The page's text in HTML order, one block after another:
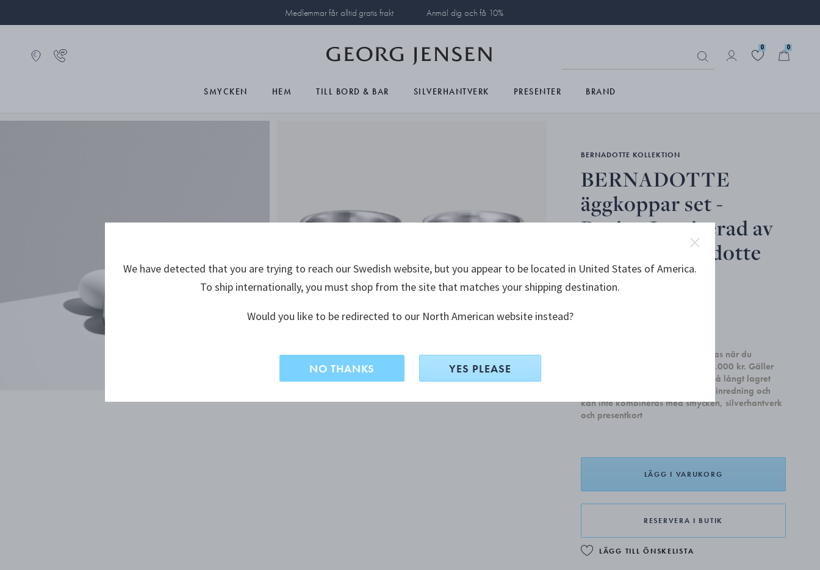
Medlemmar får alltid gratis frakt Anmäl dig och få 10%
0 0
SMYCKEN HEM TILL BORD & BAR SILVERHANTVERK PRESENTER BRAND
BERNADOTTE KOLLEKTION
BERNADOTTE
äggkoppar set -
Design Inspirerad av
Sigvard Bernadotte
Få ett set med två Sky Cocktail glas när du
handlar heminredning för minst 4.000 kr. Gäller
till och med den 31 august, eller så långt lagret
räcker. Kampanjen gäller all heminredning och
kan inte kombineras med smycken, silverhantverk
och presentkort
LÄGG I VARUKORG
RESERVERA I BUTIK
LÄGG TILL ÖNSKELISTA
We have detected that you are trying to reach our Swedish website, but you appear to be located in United States of America.
To ship internationally, you must shop from the site that matches your shipping destination.
Would you like to be redirected to our North American website instead?
NO THANKS YES PLEASE